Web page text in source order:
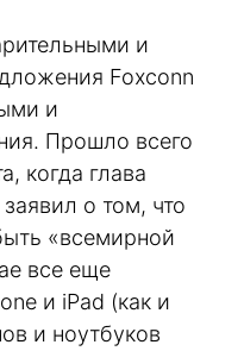
и
Foxconn
и
Прошло всего
когда глава
о том, что
«всемирной
все еще
и iPad (как и
и ноутбуков